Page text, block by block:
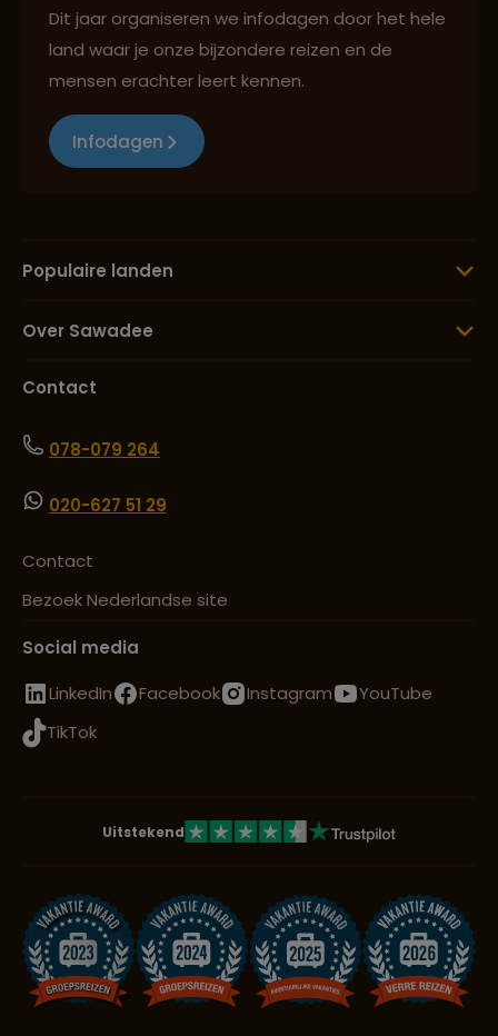
Dit jaar organiseren we infodagen door het hele
land waar je onze bijzondere reizen en de
mensen erachter leert kennen.
Infodagen
Populaire landen
Over Sawadee
Contact
078-079 264
020-627 51 29
Contact
Bezoek Nederlandse site
Social media
LinkedIn
Facebook Instagram
YouTube
TikTok
Uitstekend